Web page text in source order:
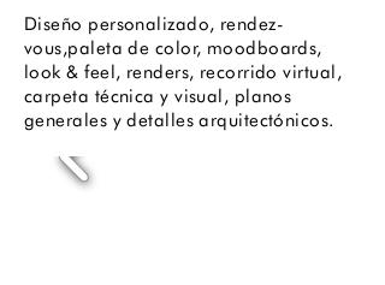
Diseño personalizado, rendez-
vous,paleta de color, moodboards,
look & feel, renders, recorrido virtual,
carpeta técnica y visual, planos
generales y detalles arquitectónicos.